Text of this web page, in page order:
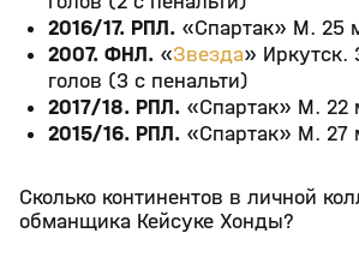
2016/17. РПЛ. «Спартак» М. 25
2007. ФНЛ. «Звезда» Иркутск.
голов (3 с пенальти)
2017/18. РПЛ. «Спартак» М. 22
2015/16. РПЛ. «Спартак» М. 27
Сколько континентов в личной
обманщика Кейсуке Хонды?